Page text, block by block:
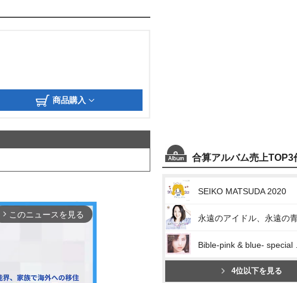
商品購入
arrow_forward_ios このニュースを見る
合算アルバム売上TOP3
SEIKO MATSUDA 2020
4位以下を見る